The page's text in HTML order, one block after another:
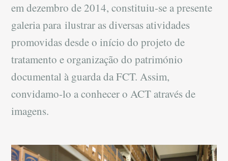
em dezembro de 2014, constituiu-se a presente
galeria para ilustrar as diversas atividades
promovidas desde o início do projeto de
tratamento e organização do património
documental à guarda da FCT. Assim,
convidamo-lo a conhecer o ACT através de
imagens.